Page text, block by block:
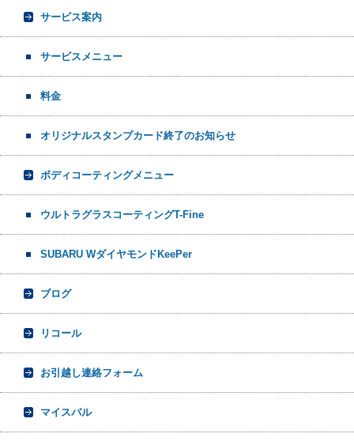
サービス案内
サービスメニュー
料金
オリジナルスタンプカード終了のお知らせ
ボディコーティングメニュー
ウルトラグラスコーティングT-Fine
SUBARU WダイヤモンドKeePer
ブログ
リコール
お引越し連絡フォーム
マイスバル